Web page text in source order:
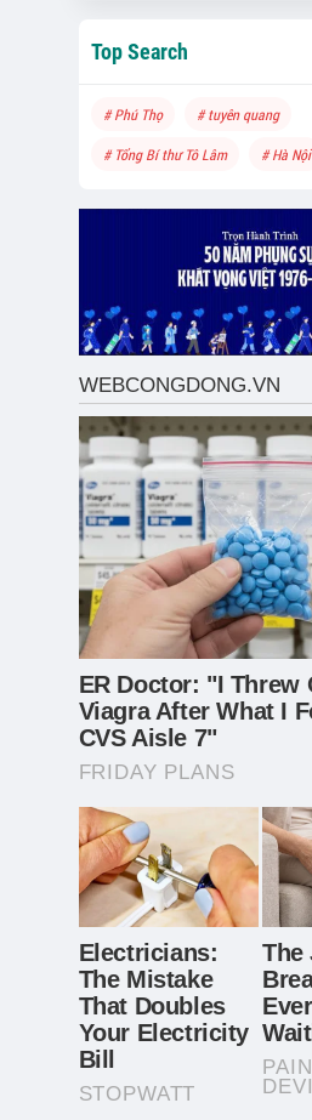
Top Search
# Phú Thọ # tuyên quang
# Tổng Bí thư Tô Lâm # Hà Nội